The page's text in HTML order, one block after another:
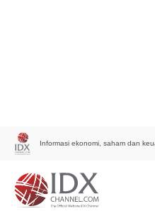
Informasi ekonomi, saham dan